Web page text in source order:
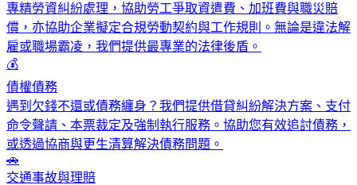
專精勞資糾紛處理，協助勞工爭取資遣費、加班費與職災賠
償，亦協助企業擬定合規勞動契約與工作規則。無論是違法解
雇或職場霸凌，我們提供最專業的法律後盾。
💰
債權債務
遇到欠錢不還或債務纏身？我們提供借貸糾紛解決方案、支付
命令聲請、本票裁定及強制執行服務。協助您有效追討債務，
或透過協商與更生清算解決債務問題。
🚗
交通事故與理賠